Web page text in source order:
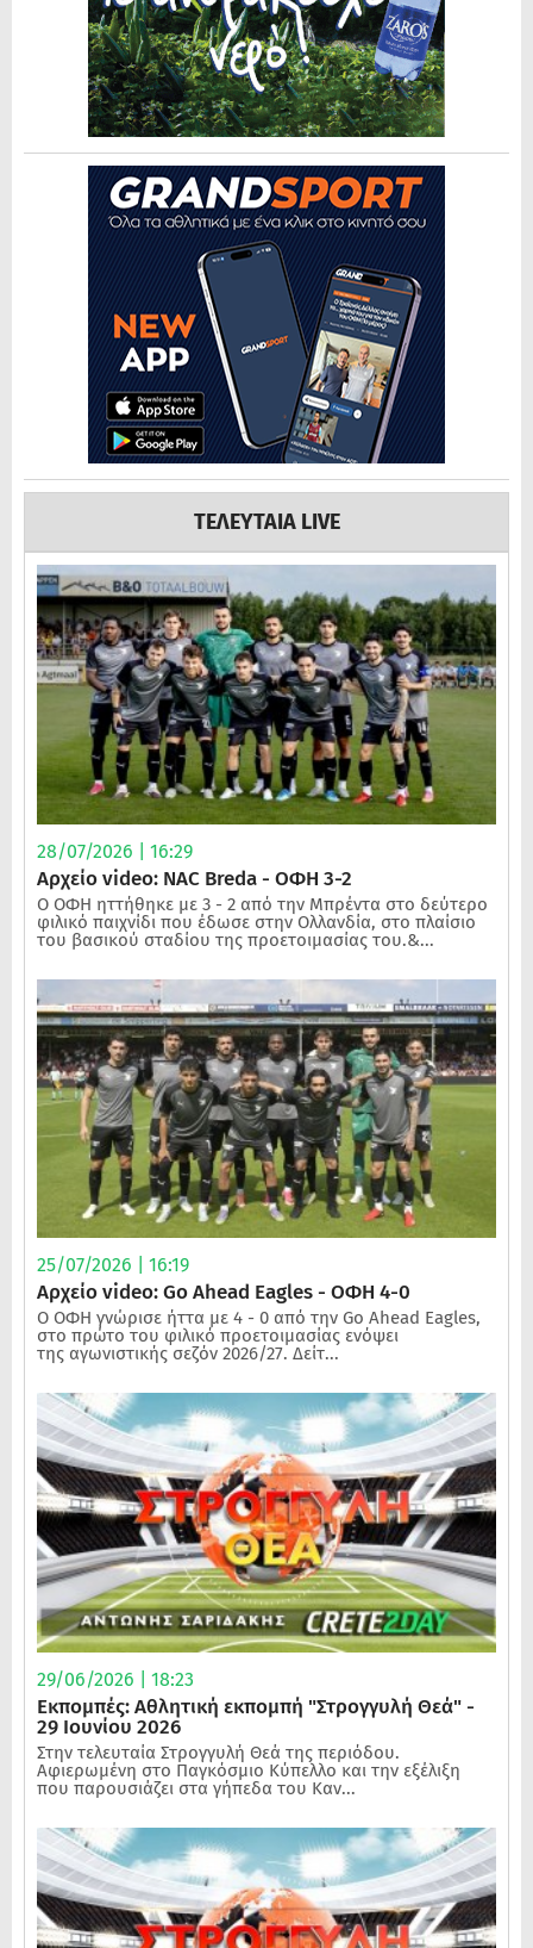
ΤΕΛΕΥΤΑΙΑ LIVE
28/07/2026 | 16:29
Αρχείο video: NAC Breda - ΟΦΗ 3-2
Ο ΟΦΗ ηττήθηκε με 3 - 2 από την Μπρέντα στο δεύτερο
φιλικό παιχνίδι που έδωσε στην Ολλανδία, στο πλαίσιο
του βασικού σταδίου της προετοιμασίας του.&...
25/07/2026 | 16:19
Αρχείο video: Go Ahead Eagles - ΟΦΗ 4-0
Ο ΟΦΗ γνώρισε ήττα με 4 - 0 από την Go Ahead Eagles,
στο πρώτο του φιλικό προετοιμασίας ενόψει
της αγωνιστικής σεζόν 2026/27. Δείτ...
29/06/2026 | 18:23
Εκπομπές: Αθλητική εκπομπή "Στρογγυλή Θεά" -
29 Ιουνίου 2026
Στην τελευταία Στρογγυλή Θεά της περιόδου.
Αφιερωμένη στο Παγκόσμιο Κύπελλο και την εξέλιξη
που παρουσιάζει στα γήπεδα του Καν...